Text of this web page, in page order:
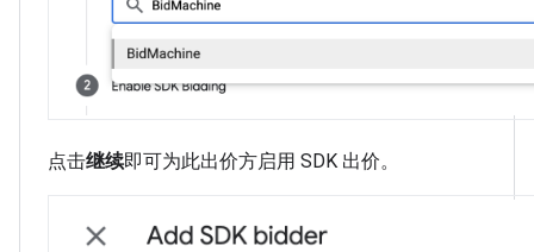
点击继续即可为此出价方启用 SDK 出价。